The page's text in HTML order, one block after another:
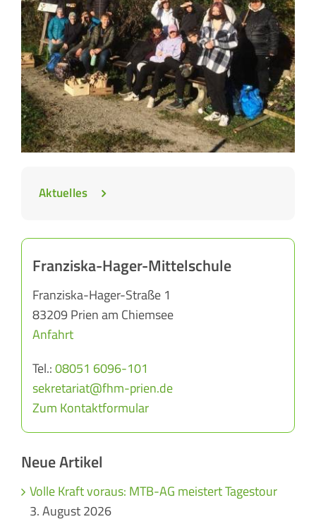
Aktuelles
Franziska-Hager-Mittelschule
Franziska-Hager-Straße 1
83209 Prien am Chiemsee
Anfahrt
Tel.:08051 6096-101
sekretariat@fhm-prien.de
Zum Kontaktformular
Neue Artikel
Volle Kraft voraus: MTB-AG meistert Tagestour
3. August 2026